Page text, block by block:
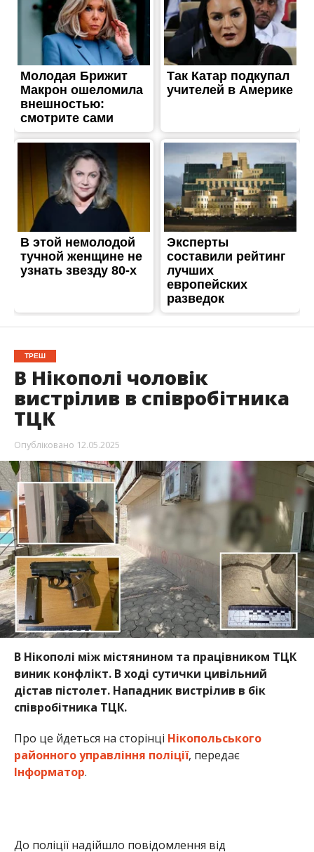
ТРЕШ
В Нікополі чоловік
вистрілив в співробітника
ТЦК
Опубліковано 12.05.2025
В Нікополі між містянином та працівником ТЦК
виник конфлікт. В ході сутички цивільний
дістав пістолет. Нападник вистрілив в бік
співробітника ТЦК.
Про це йдеться на сторінці Нікопольського
районного управління поліції, передає
Інформатор.
До поліції надійшло повідомлення від